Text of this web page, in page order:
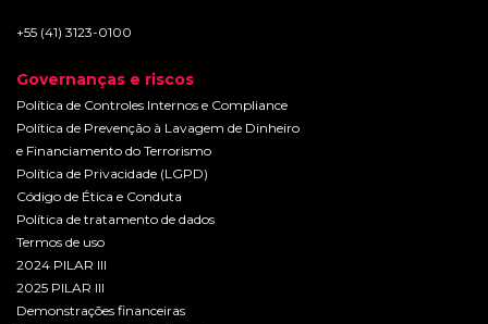
+55 (41) 3123-0100
Governanças e riscos
Política de Controles Internos e Compliance
Política de Prevenção à Lavagem de Dinheiro
e Financiamento do Terrorismo
Política de Privacidade (LGPD)
Código de Ética e Conduta
Política de tratamento de dados
Termos de uso
2024 PILAR III
2025 PILAR III
Demonstrações financeiras